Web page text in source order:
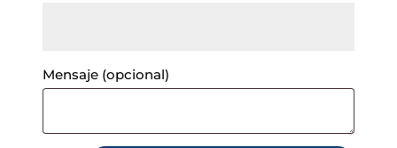
Mensaje (opcional)